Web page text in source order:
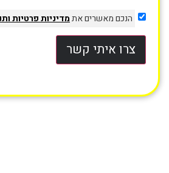
הנכם מאשרים אתמדיניות פרטיות
צרו איתי קשר